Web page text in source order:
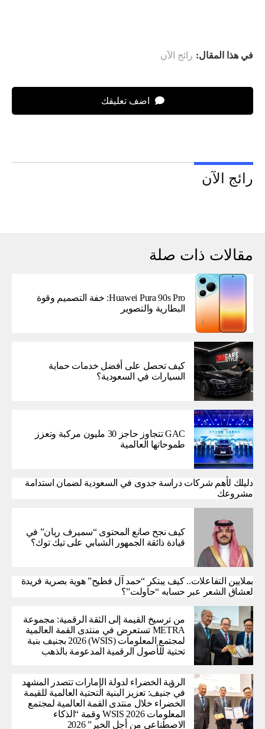
في هذا المقال: رائج الآن
اضف تعليقك
رائج الآن
مقالات ذات صلة
Huawei Pura 90s Pro: خفة التصميم وقوة
البطارية والتصوير
كيف تحصل على أفضل خدمات حماية
السيارات في السعودية؟
GAC تتجاوز حاجز 30 مليون مركبة وتعزز
طموحاتها العالمية
دليلك لأهم شركات دراسة جدوى في السعودية لضمان استدامة
مشروعك
كيف نجح صانع المحتوى “سميرف ريان” في
قيادة ذائقة الجمهور الشبابي على تيك توك؟
بملايين التفاعلات.. كيف يبتكر “حمد آل فطيح” هوية بصرية فريدة
لعشاق الشعر عبر حسابه “حاولت”؟
من ترسيخ القيمة إلى الثقة الرقمية: مجموعة
METRA تستعرض في منتدى القمة العالمية
لمجتمع المعلومات (WSIS) 2026 بجنيف بنية
تحتية للأصول الرقمية المدعومة بالذهب
الرؤية الخضراء لدولة الإمارات تتصدر المشهد
في جنيف: تعزيز البنية التحتية العالمية للقيمة
الخضراء خلال منتدى القمة العالمية لمجتمع
المعلومات WSIS 2026 وقمة “الذكاء
الاصطناعي من أجل الخير” 2026